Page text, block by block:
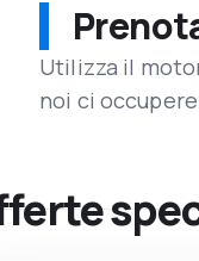
Utilizza il
noi ci